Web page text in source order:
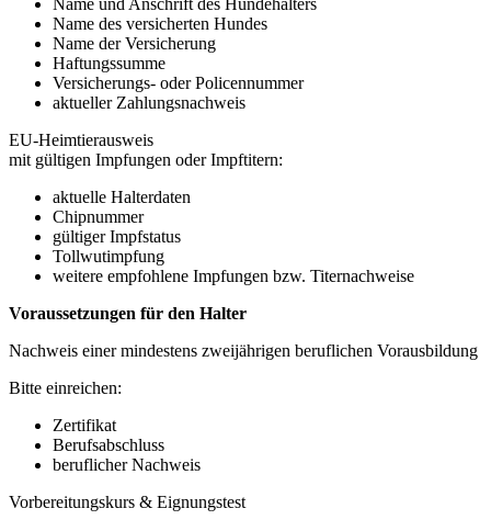
Name des versicherten Hundes
Name der Versicherung
Haftungssumme
Versicherungs- oder Policennummer
aktueller Zahlungsnachweis
EU-Heimtierausweis
mit gültigen Impfungen oder Impftitern:
aktuelle Halterdaten
Chipnummer
gültiger Impfstatus
Tollwutimpfung
weitere empfohlene Impfungen bzw. Titernachweise
Voraussetzungen für den Halter
Nachweis einer mindestens zweijährigen beruflichen Vorausbildung
Bitte einreichen:
Zertifikat
Berufsabschluss
beruflicher Nachweis
Vorbereitungskurs & Eignungstest